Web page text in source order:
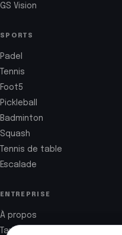
GS Vision
SPORTS
Padel
Tennis
Foot5
Pickleball
Badminton
Squash
Tennis de table
Escalade
ENTREPRISE
À propos
Tarifs